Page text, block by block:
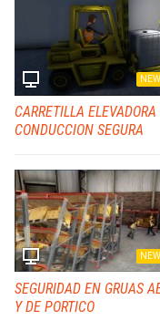
CARRETILLA ELEVADORA
CONDUCCION SEGURA
SEGURIDAD EN GRUAS
Y DE PORTICO